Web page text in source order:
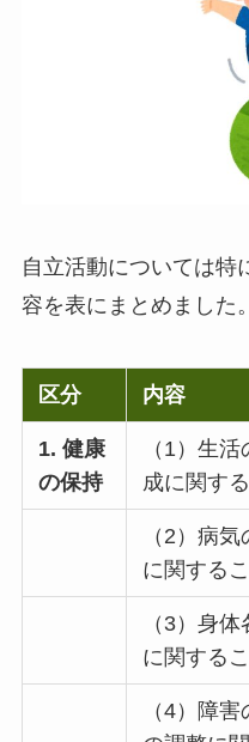
自立活動については特
容を表にまとめました。
区分 内容
1. 健康
の保持
（1）生
成に関する
（2）病
に関するこ
（3）身
に関するこ
（4）障